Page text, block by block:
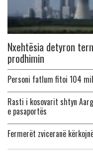
Nxehtësia detyron
prodhimin
Personi fatlum fitoi 104
Rasti i kosovarit shtyn
e pasaportës
Fermerët zviceranë